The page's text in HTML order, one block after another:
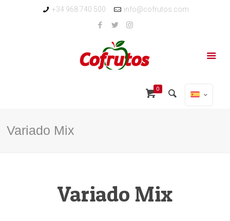
+34 968 740 500 info@cofrutos.com
0
Variado Mix
Variado Mix